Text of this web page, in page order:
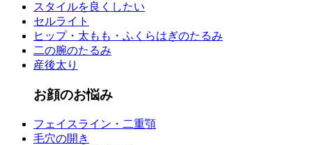
スタイルを良くしたい
セルライト
ヒップ・太もも・ふくらはぎのたるみ
二の腕のたるみ
産後太り
お顔のお悩み
フェイスライン・二重顎
毛穴の開き